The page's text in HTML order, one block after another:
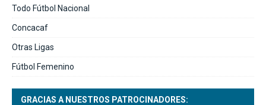
Todo Fútbol Nacional
Concacaf
Otras Ligas
Fútbol Femenino
GRACIAS A NUESTROS PATROCINADORES: